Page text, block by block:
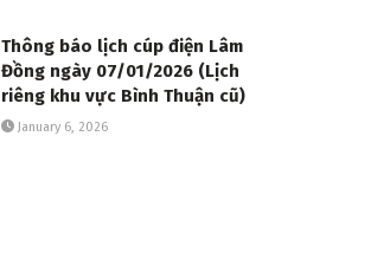
Thông báo lịch cúp điện Lâm
Đồng ngày 07/01/2026 (Lịch
riêng khu vực Bình Thuận cũ)
January 6, 2026